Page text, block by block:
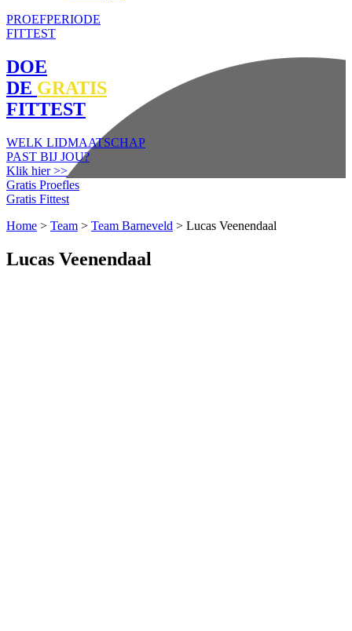
PROEFPERIODE
FITTEST
DOE
DE GRATIS
FITTEST
WELK LIDMAATSCHAP
PAST BIJ JOU?
Klik hier >>
Gratis Proefles
Gratis Fittest
Home > Team > Team Barneveld > Lucas Veenendaal
Lucas Veenendaal